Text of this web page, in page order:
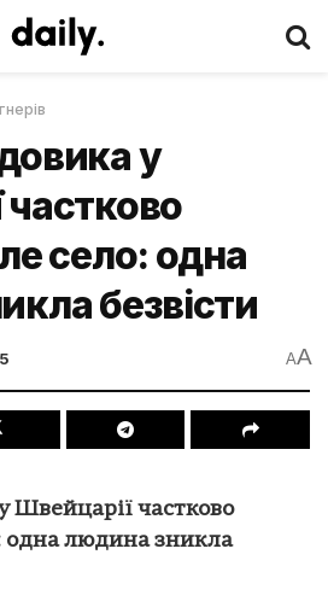
у
село: одна
безвісти
AA
Швейцарії частково
одна людина зникла